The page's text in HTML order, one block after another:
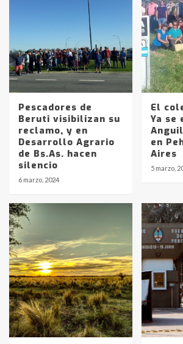
Pescadores de
Beruti visibilizan su
reclamo, y en
Desarrollo Agrario
de Bs.As. hacen
silencio
6 marzo, 2024
El
Ya se
en
Aires
5 marzo,
pampeanos que fueron
4
Accidente en Ruta 5:
joven de Trenque
5
Los precios de los
La Pampa, desde YPF
entre 857 a 1338 pesos